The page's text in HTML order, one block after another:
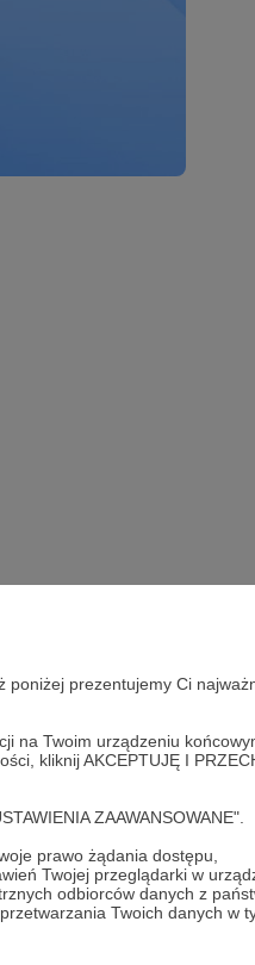
poniżej prezentujemy Ci
na Twoim urządzeniu
kliknij AKCEPTUJĘ I
ZAAWANSOWANE".
prawo żądania dostępu,
Twojej przeglądarki w
odbiorców danych z
Twoich danych w
profil autora